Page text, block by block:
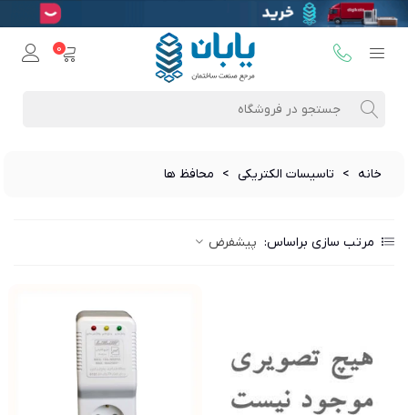
0
خانه > تاسیسات الکتریکی > محافظ ها
مرتب سازی براساس: پیشفرض